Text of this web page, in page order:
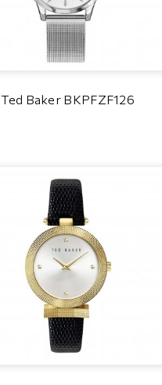
Ted Baker BKPFZF126